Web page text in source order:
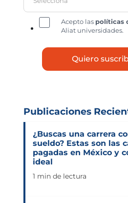
Acepto las políticas
Aliat universidades.
Publicaciones
¿Buscas una carrera
sueldo? Estas son las
pagadas en México y
ideal
1 min de lectura